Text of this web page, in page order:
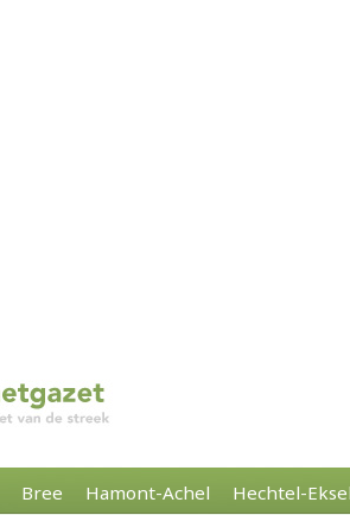
Bree Hamont-Achel Hechtel-